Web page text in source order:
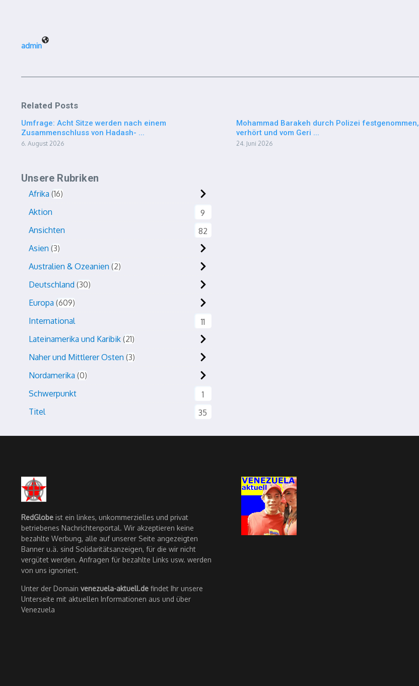
admin
Related Posts
Umfrage: Acht Sitze werden nach einem
Zusammenschluss von Hadash- ...
6. August 2026
Mohammad Barakeh durch Polizei festgenommen,
verhört und vom Geri ...
24. Juni 2026
Unsere Rubriken
Afrika 16
Aktion
9
Ansichten
82
Asien 3
Australien & Ozeanien 2
Deutschland 30
Europa 609
International
11
Lateinamerika und Karibik 21
Naher und Mittlerer Osten 3
Nordamerika 0
Schwerpunkt
1
Titel
35
RedGlobe ist ein linkes, unkommerzielles und privat
betriebenes Nachrichtenportal. Wir akzeptieren keine
bezahlte Werbung, alle auf unserer Seite angezeigten
Banner u.ä. sind Solidaritätsanzeigen, für die wir nicht
vergütet werden. Anfragen für bezahlte Links usw. werden
von uns ignoriert.
Unter der Domain venezuela-aktuell.de findet Ihr unsere
Unterseite mit aktuellen Informationen aus und über
Venezuela